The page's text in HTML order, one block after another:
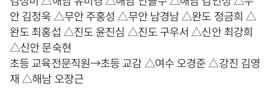
안 김정욱 △무안 주홍성 △무안 남경남 △완도 정금희 △
완도 최홍섭 △진도 윤진심 △진도 구우서 △신안 최강희
△신안 문숙현
초등 교육전문직원→초등 교감 △여수 오경준 △강진 김영
재 △해남 오장근